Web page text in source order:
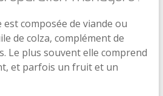
composée de viande ou
de colza, complément de
Le plus souvent elle comprend
et parfois un fruit et un